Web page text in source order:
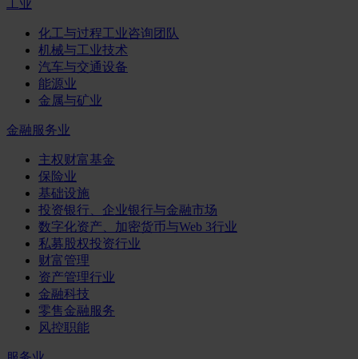
工业
化工与过程工业咨询团队
机械与工业技术
汽车与交通设备
能源业
金属与矿业
金融服务业
主权财富基金
保险业
基础设施
投资银行、企业银行与金融市场
数字化资产、加密货币与Web 3行业
私募股权投资行业
财富管理
资产管理行业
金融科技
零售金融服务
风控职能